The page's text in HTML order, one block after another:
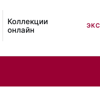
Коллекции
онлайн